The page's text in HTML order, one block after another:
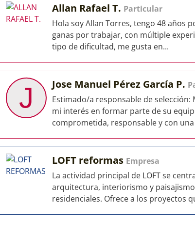
Allan Rafael T. Particular
Hola soy Allan Torres, tengo 48 años
ganas por trabajar, con múltiple
tipo de dificultad, me gusta en...
J Jose Manuel Pérez García P.
Estimado/a responsable de
mi interés en formar parte de su
comprometida, responsable y con una
LOFT reformas Empresa
La actividad principal de LOFT se
arquitectura, interiorismo y
residenciales. Ofrece a los proyectos